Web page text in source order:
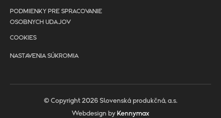
PODMIENKY PRE SPRACOVANIE
OSOBNYCH UDAJOV
COOKIES
NASTAVENIA SÚKROMIA
© Copyright 2026 Slovenská produkčná, a.s.
Webdesign by Kennymax